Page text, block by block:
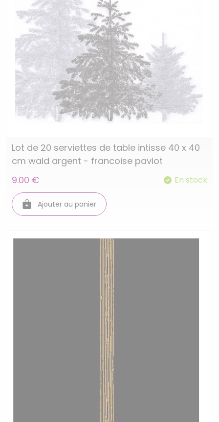
Lot de 20 serviettes de table intisse 40 x 40
cm wald argent - francoise paviot
9.00 €
En stock
Ajouter au panier